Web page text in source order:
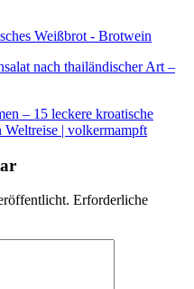
Weißbrot - Brotwein
nach thailändischer Art –
– 15 leckere kroatische
Weltreise | volkermampft
Erforderliche